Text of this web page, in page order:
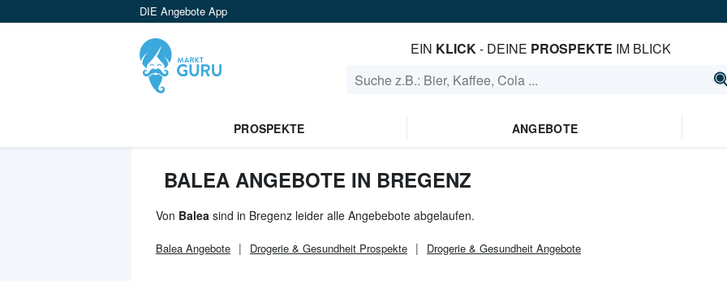
DIE Angebote App
EIN KLICK- DEINE PROSPEKTE IM BLICK
PROSPEKTE ANGEBOTE
BALEA ANGEBOTE IN BREGENZ
Von Balea sind in Bregenz leider alle Angebebote abgelaufen.
Balea Angebote Drogerie & Gesundheit Prospekte Drogerie & Gesundheit Angebote